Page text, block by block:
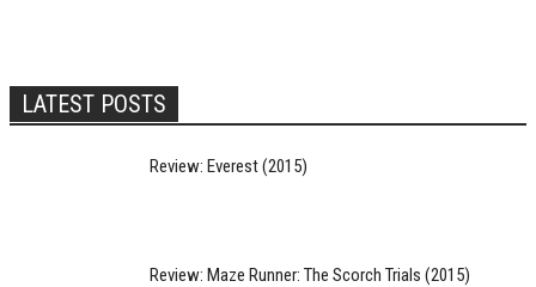
LATEST POSTS
Review: Everest (2015)
Review: Maze Runner: The Scorch Trials (2015)